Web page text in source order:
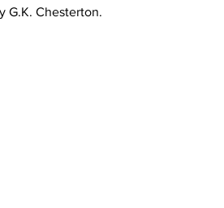
G.K. Chesterton.